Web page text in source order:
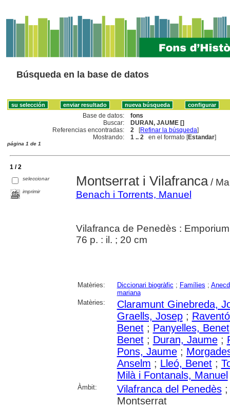
Búsqueda en la base de datos
Base de datos:
fons
Buscar:
DURAN, JAUME []
Referencias encontradas:
2 [Refinar la búsqueda]
Mostrando:
1 .. 2 en el formato [Estandar]
página 1 de 1
1 / 2
seleccionar
imprimir
Montserrat i Vilafranca/
Benach i Torrents, Manuel
Vilafranca de Penedès :
76 p. : il. ; 20 cm
Matèries: Diccionari biogràfic ; Famílies ;
mariana
Matèries:
Claramunt Ginebreda,
Graells, Josep;
Benet; Panyelles, Benet
Benet; Duran, Jaume;
Pons, Jaume;
Anselm ; Lleó, Benet;
Milà i Fontanals, Manuel
Àmbit: Vilafranca del Penedès
Montserrat